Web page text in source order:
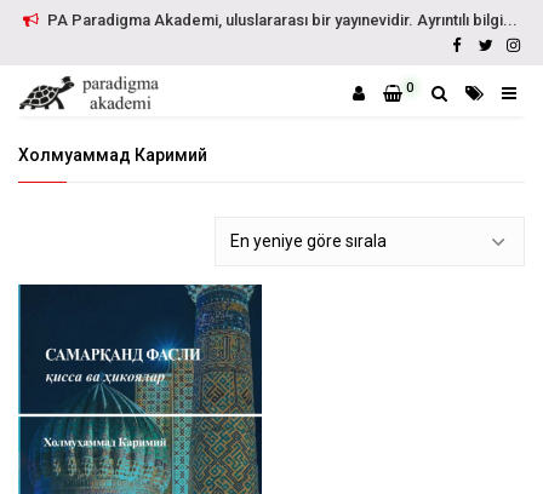
PA Paradigma Akademi, uluslararası bir yayınevidir. Ayrıntılı bilgi...
0
Холмуҳаммад Каримий